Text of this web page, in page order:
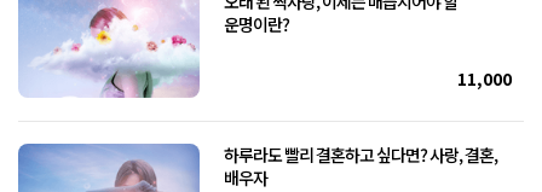
운명이란?
11,000
하루라도 빨리 결혼하고 싶다면? 사랑, 결혼,
배우자